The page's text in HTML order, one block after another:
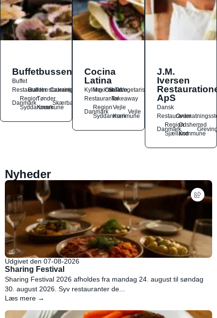
Buffetbussen
Buffet
Restauranter
Buffetrestauranter
Catering
Danmark
Region
Syddanmark
Tønder
Kommune
Skærbæk
Cocina
Latina
Kylling
Mexicansk
OstSalat
TacoVegetarisk
RestauranterTakeaway
Danmark
Region
Syddanmark
Vejle
Kommune
Vejle
J.M.
Iversen
ApS
Dansk
Restauranter
Danmark
Region
Sjælland
Odsherred
Kommune
Nyheder
Udgivet den 07-08-2026
Sharing Festival
Sharing Festival 2026 afholdes fra mandag 24. august til søndag
30. august 2026. Syv restauranter de...
Læs mere →